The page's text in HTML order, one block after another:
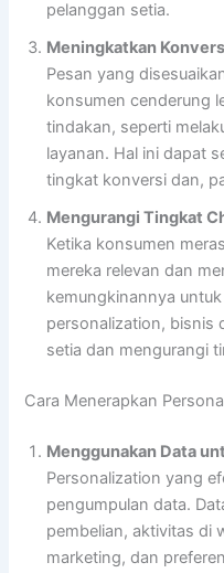
pelanggan setia.
Meningkatkan
Pesan yang
konsumen cenderung
tindakan, seperti
layanan. Hal ini dapat
tingkat konversi dan,
Mengurangi Tingkat
Ketika konsumen
mereka relevan dan
kemungkinannya
personalization, bisnis
setia dan mengurangi
Cara Menerapkan
Menggunakan Data
Personalization yang
pengumpulan data.
pembelian, aktivitas di
marketing, dan